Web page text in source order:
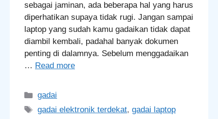
sebagai jaminan, ada beberapa hal yang harus
diperhatikan supaya tidak rugi. Jangan sampai
laptop yang sudah kamu gadaikan tidak dapat
diambil kembali, padahal banyak dokumen
penting di dalamnya. Sebelum menggadaikan
… Read more
Categories
gadai
Tags
gadai elektronik terdekat,gadai laptop